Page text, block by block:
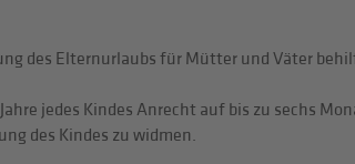
des Elternurlaubs für Mütter und Väter
jedes Kindes Anrecht auf bis zu sechs
des Kindes zu widmen.